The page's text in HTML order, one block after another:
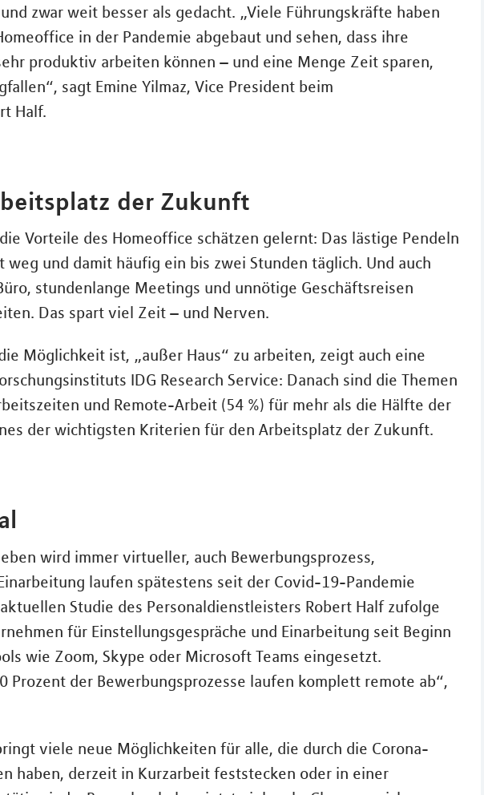
zwar weit besser als gedacht. „Viele Führungskräfte haben
in der Pandemie abgebaut und sehen, dass ihre
produktiv arbeiten können – und eine Menge Zeit sparen,
sagt Emine Yilmaz, Vice President beim
Half.
der Zukunft
Vorteile des Homeoffice schätzen gelernt: Das lästige Pendeln
weg und damit häufig ein bis zwei Stunden täglich. Und auch
stundenlange Meetings und unnötige Geschäftsreisen
Das spart viel Zeit – und Nerven.
Möglichkeit ist, „außer Haus“ zu arbeiten, zeigt auch eine
IDG Research Service: Danach sind die Themen
und Remote-Arbeit (54 %) für mehr als die Hälfte der
der wichtigsten Kriterien für den Arbeitsplatz der Zukunft.
wird immer virtueller, auch Bewerbungsprozess,
laufen spätestens seit der Covid-19-Pandemie
Studie des Personaldienstleisters Robert Half zufolge
für Einstellungsgespräche und Einarbeitung seit Beginn
wie Zoom, Skype oder Microsoft Teams eingesetzt.
Prozent der Bewerbungsprozesse laufen komplett remote ab“,
viele neue Möglichkeiten für alle, die durch die Corona-
haben, derzeit in Kurzarbeit feststecken oder in einer